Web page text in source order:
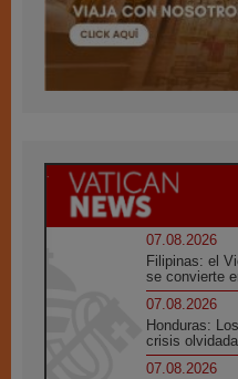
07.08.2026
Filipinas: el
se convierte
07.08.2026
Honduras:
crisis olvidada
07.08.2026